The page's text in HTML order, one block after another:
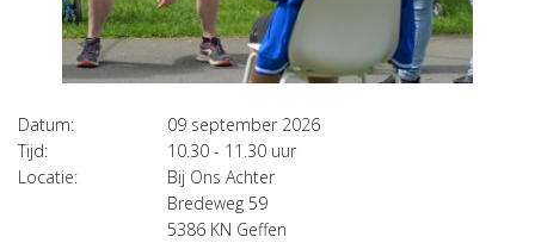
Datum:
09 september 2026
Tijd:
10.30 - 11.30 uur
Locatie:
Bij Ons Achter
Bredeweg 59
5386 KN Geffen